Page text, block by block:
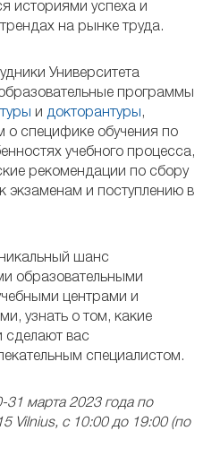
историями успеха и
на рынке труда.
Университета
программы
и докторантуры,
о специфике обучения по
учебного процесса,
рекомендации по сбору
экзаменам и поступлению в
шанс
образовательными
центрами и
узнать о том, какие
сделают вас
специалистом.
марта 2023 года по
Vilnius, с 10:00 до 19:00 (по